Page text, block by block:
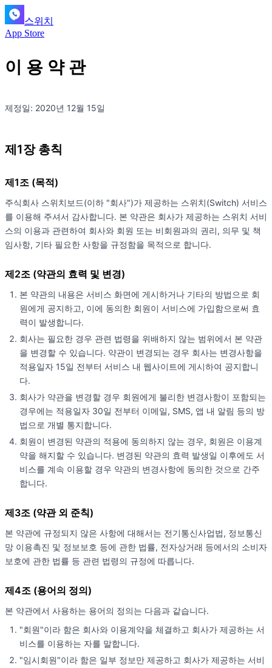
스위치
App Store
이 용 약 관
제정일: 2020년 12월 15일
제1장 총칙
제1조 (목적)
주식회사 스위치보드(이하 "회사")가 제공하는 스위치(Switch) 서비스
를 이용해 주셔서 감사합니다. 본 약관은 회사가 제공하는 스위치 서비
스의 이용과 관련하여 회사와 회원 또는 비회원과의 권리, 의무 및 책
임사항, 기타 필요한 사항을 규정함을 목적으로 합니다.
제2조 (약관의 효력 및 변경)
본 약관의 내용은 서비스 화면에 게시하거나 기타의 방법으로 회
원에게 공지하고, 이에 동의한 회원이 서비스에 가입함으로써 효
력이 발생합니다.
회사는 필요한 경우 관련 법령을 위배하지 않는 범위에서 본 약관
을 변경할 수 있습니다. 약관이 변경되는 경우 회사는 변경사항을
적용일자 15일 전부터 서비스 내 웹사이트에 게시하여 공지합니
다.
회사가 약관을 변경할 경우 회원에게 불리한 변경사항이 포함되는
경우에는 적용일자 30일 전부터 이메일, SMS, 앱 내 알림 등의 방
법으로 개별 통지합니다.
회원이 변경된 약관의 적용에 동의하지 않는 경우, 회원은 이용계
약을 해지할 수 있습니다. 변경된 약관의 효력 발생일 이후에도 서
비스를 계속 이용할 경우 약관의 변경사항에 동의한 것으로 간주
합니다.
제3조 (약관 외 준칙)
본 약관에 규정되지 않은 사항에 대해서는 전기통신사업법, 정보통신
망 이용촉진 및 정보보호 등에 관한 법률, 전자상거래 등에서의 소비자
보호에 관한 법률 등 관련 법령의 규정에 따릅니다.
제4조 (용어의 정의)
본 약관에서 사용하는 용어의 정의는 다음과 같습니다.
"회원"이라 함은 회사와 이용계약을 체결하고 회사가 제공하는 서
비스를 이용하는 자를 말합니다.
"임시회원"이라 함은 일부 정보만 제공하고 회사가 제공하는 서비